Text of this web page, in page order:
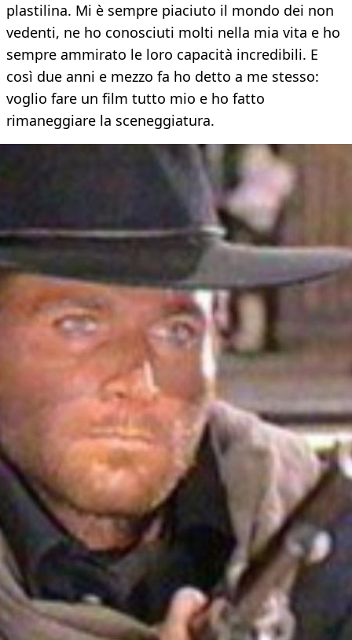
plastilina. Mi è sempre piaciuto il mondo dei non
vedenti, ne ho conosciuti molti nella mia vita e ho
sempre ammirato le loro capacità incredibili. E
così due anni e mezzo fa ho detto a me stesso:
voglio fare un film tutto mio e ho fatto
rimaneggiare la sceneggiatura.